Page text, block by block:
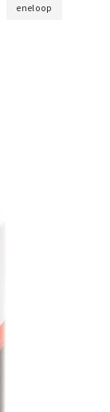
eneloop